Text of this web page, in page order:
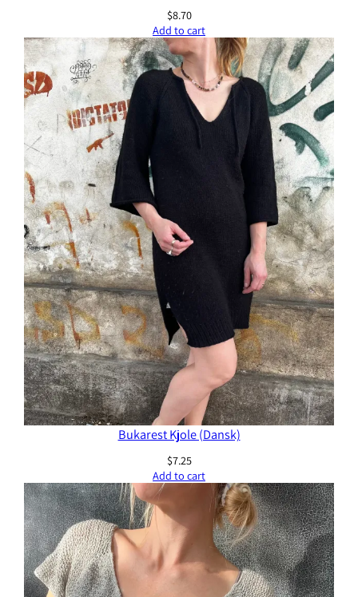
$8.70
Add to cart
Bukarest Kjole (Dansk)
$7.25
Add to cart